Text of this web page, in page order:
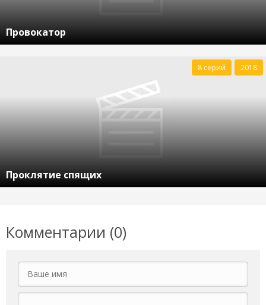
Провокатор
Проклятие спящих
8 серий 2018
Комментарии (0)